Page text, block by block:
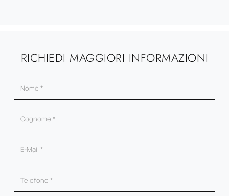
RICHIEDI MAGGIORI INFORMAZIONI